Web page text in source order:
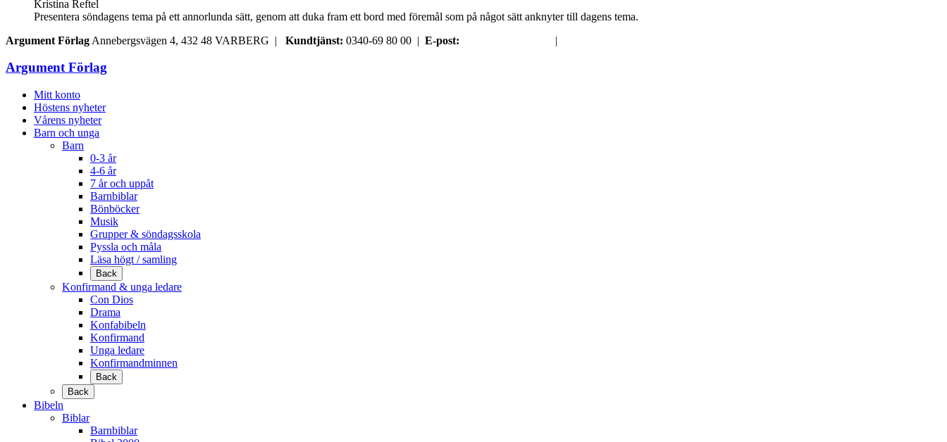
Kristina Reftel
Presentera söndagens tema på ett annorlunda sätt, genom att duka fram ett bord med föremål som på något sätt anknyter till dagens tema.
Argument Förlag Annebergsvägen 4, 432 48 VARBERG | Kundtjänst: 0340-69 80 00 | E-post: |
Argument Förlag
Mitt konto
Höstens nyheter
Vårens nyheter
Barn och unga
Barn
0-3 år
4-6 år
7 år och uppåt
Barnbiblar
Bönböcker
Musik
Grupper & söndagsskola
Pyssla och måla
Läsa högt / samling
Back
Konfirmand & unga ledare
Con Dios
Drama
Konfabibeln
Konfirmand
Unga ledare
Konfirmandminnen
Back
Back
Bibeln
Biblar
Barnbiblar